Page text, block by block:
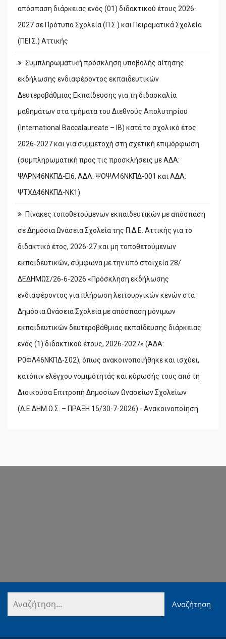
απόσπαση διάρκειας ενός (01) διδακτικού έτους 2026-
2027 σε Πρότυπα Σχολεία (Π.Σ.) και Πειραματικά Σχολεία
(ΠΕΙ.Σ.) Αττικής
Συμπληρωματική πρόσκληση υποβολής αίτησης
εκδήλωσης ενδιαφέροντος εκπαιδευτικών
Δευτεροβάθμιας Εκπαίδευσης για τη διδασκαλία
μαθημάτων στα τμήματα του Διεθνούς Απολυτηρίου
(International Baccalaureate – IB) κατά το σχολικό έτος
2026-2027 και για συμμετοχή στη σχετική επιμόρφωση
(συμπληρωματική προς τις προσκλήσεις με ΑΔΑ:
ΨΛΡΝ46ΝΚΠΔ-ΕΙ6, ΑΔΑ: ΨΟΨΛ46ΝΚΠΔ-001 και ΑΔΑ:
ΨΤΧΔ46ΝΚΠΔ-ΝΚ1)
Πίνακες τοποθετούμενων εκπαιδευτικών με απόσπαση
σε Δημόσια Ωνάσεια Σχολεία της Π.Δ.Ε. Αττικής για το
διδακτικό έτος, 2026-27 και μη τοποθετούμενων
εκπαιδευτικών, σύμφωνα με την υπό στοιχεία 28/
ΔΕΔΗΜΩΣ/26-6-2026 «Πρόσκληση εκδήλωσης
ενδιαφέροντος για πλήρωση λειτουργικών κενών στα
Δημόσια Ωνάσεια Σχολεία με απόσπαση μόνιμων
εκπαιδευτικών δευτεροβάθμιας εκπαίδευσης διάρκειας
ενός (1) διδακτικού έτους, 2026-2027» (ΑΔΑ:
Ρ0ΦΛ46ΝΚΠΔ-Σ02), όπως ανακοινοποιήθηκε και ισχύει,
κατόπιν ελέγχου νομιμότητάς και κύρωσής τους από τη
Διοικούσα Επιτροπή Δημοσίων Ωνασείων Σχολείων
(Δ.Ε.ΔΗΜ.Ω.Σ. – ΠΡΑΞΗ 15/30-7-2026).- Ανακοινοποίηση